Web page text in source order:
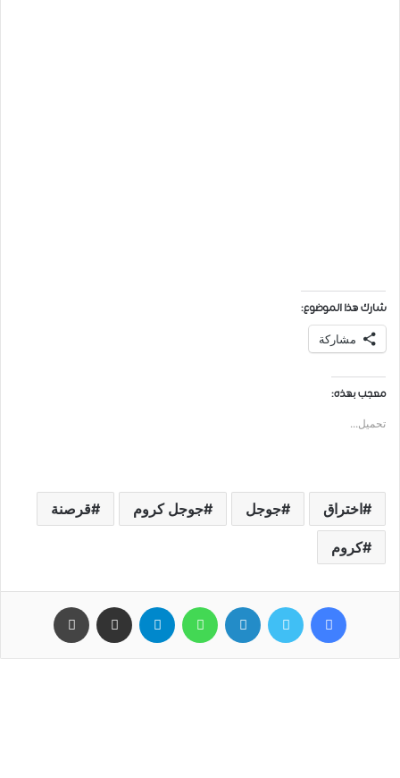
شارك هذا الموضوع:
مشاركة
معجب بهذه:
تحميل...
اختراق جوجل ﺟﻮﺟﻞ ﻛﺮﻭﻡ ﻗﺮﺻﻨﺔ
كروم
فيسبوك تويتر لينكدإن واتساب تيلقرام مشاركة عبر البريد